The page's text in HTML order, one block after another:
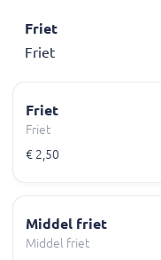
Friet
Friet
Friet
Friet
€ 2,50
Middel friet
Middel friet